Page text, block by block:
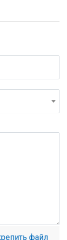
файл